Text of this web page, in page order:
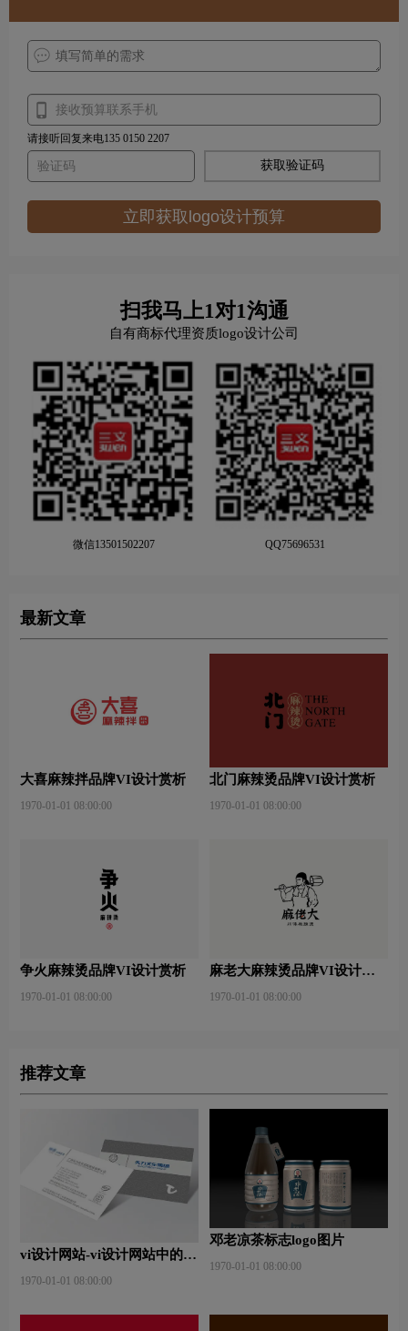
请接听回复来电135 0150 2207
获取验证码
立即获取logo设计预算
扫我马上1对1沟通
自有商标代理资质logo设计公司
微信13501502207 QQ75696531
最新文章
大喜麻辣拌品牌VI设计赏析
1970-01-01 08:00:00
北门麻辣烫品牌VI设计赏析
1970-01-01 08:00:00
争火麻辣烫品牌VI设计赏析
1970-01-01 08:00:00
麻老大麻辣烫品牌VI设计赏
1970-01-01 08:00:00
推荐文章
vi设计网站-vi设计网站中的完
1970-01-01 08:00:00
邓老凉茶标志logo图片
1970-01-01 08:00:00